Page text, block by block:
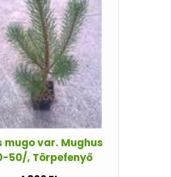
mugo var. Mughus
50/, Törpefenyő